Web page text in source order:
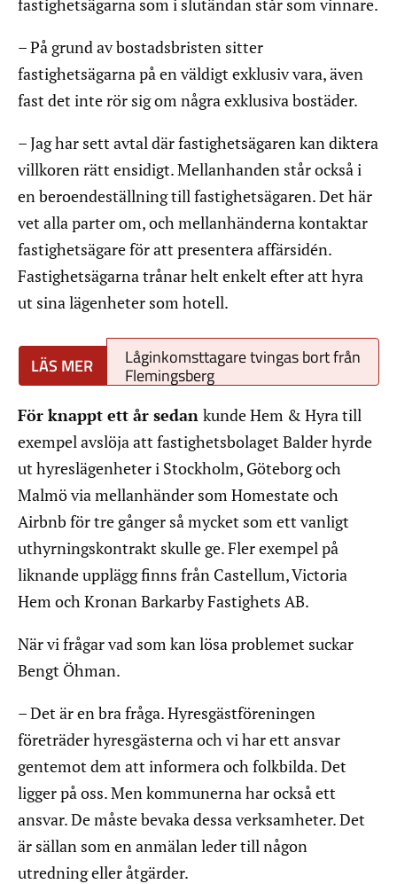
– På grund av bostadsbristen sitter
fastighetsägarna på en väldigt exklusiv vara, även
fast det inte rör sig om några exklusiva bostäder.
– Jag har sett avtal där fastighetsägaren kan diktera
villkoren rätt ensidigt. Mellanhanden står också i
en beroendeställning till fastighetsägaren. Det här
vet alla parter om, och mellanhänderna kontaktar
fastighetsägare för att presentera affärsidén.
Fastighetsägarna trånar helt enkelt efter att hyra
ut sina lägenheter som hotell.
Låginkomsttagare tvingas bort från
Flemingsberg
För knappt ett år sedan kunde Hem & Hyra till
exempel avslöja att fastighetsbolaget Balder hyrde
ut hyreslägenheter i Stockholm, Göteborg och
Malmö via mellanhänder som Homestate och
Airbnb för tre gånger så mycket som ett vanligt
uthyrningskontrakt skulle ge. Fler exempel på
liknande upplägg finns från Castellum, Victoria
Hem och Kronan Barkarby Fastighets AB.
När vi frågar vad som kan lösa problemet suckar
Bengt Öhman.
– Det är en bra fråga. Hyresgästföreningen
företräder hyresgästerna och vi har ett ansvar
gentemot dem att informera och folkbilda. Det
ligger på oss. Men kommunerna har också ett
ansvar. De måste bevaka dessa verksamheter. Det
är sällan som en anmälan leder till någon
utredning eller åtgärder.